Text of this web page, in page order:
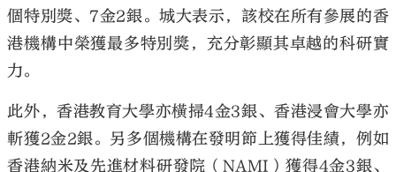
個特別獎、7金2銀。城大表示，該校在所有參展的香
港機構中榮獲最多特別獎，充分彰顯其卓越的科研實
力。
此外，香港教育大學亦橫掃4金3銀、香港浸會大學亦
斬獲2金2銀。另多個機構在發明節上獲得佳績，例如
香港納米及先進材料研發院（NAMI）獲得4金3銀、